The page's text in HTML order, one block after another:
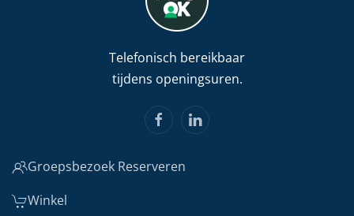
Telefonisch bereikbaar
tijdens openingsuren.
Groepsbezoek Reserveren
Winkel